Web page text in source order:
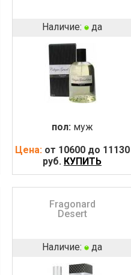
Наличие: да
пол: муж
Цена: от 10600 до 11130
руб. КУПИТЬ
Fragonard
Desert
Наличие: да